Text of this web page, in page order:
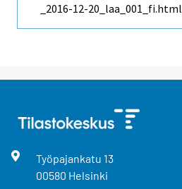
_2016-12-20_laa_001_fi.html
Työpajankatu 13
00580 Helsinki